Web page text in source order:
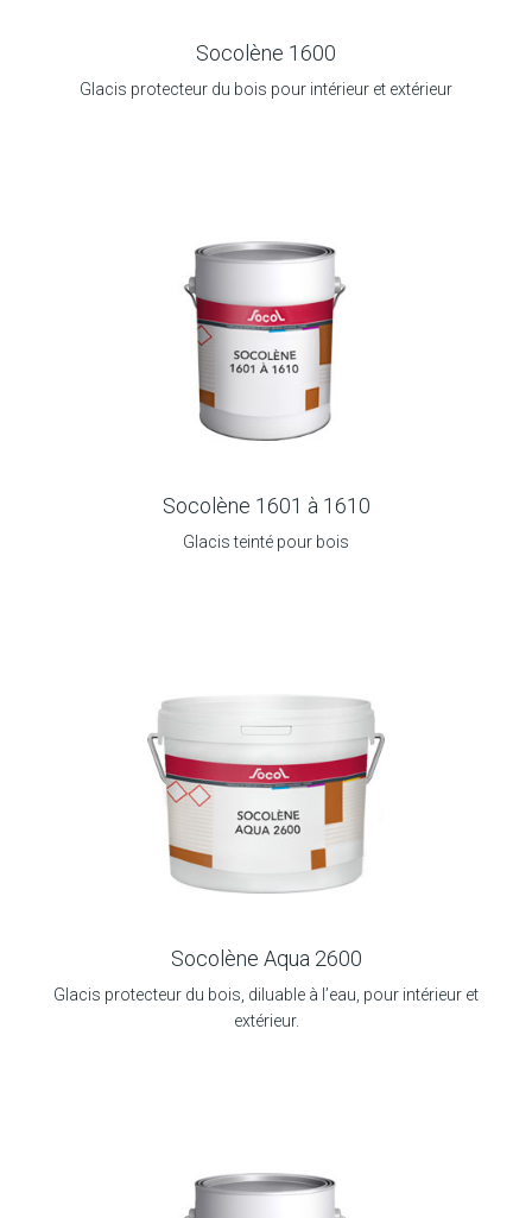
Socolène 1600
Glacis protecteur du bois pour intérieur et extérieur
Socolène 1601 à 1610
Glacis teinté pour bois
Socolène Aqua 2600
Glacis protecteur du bois, diluable à l’eau, pour intérieur et
extérieur.